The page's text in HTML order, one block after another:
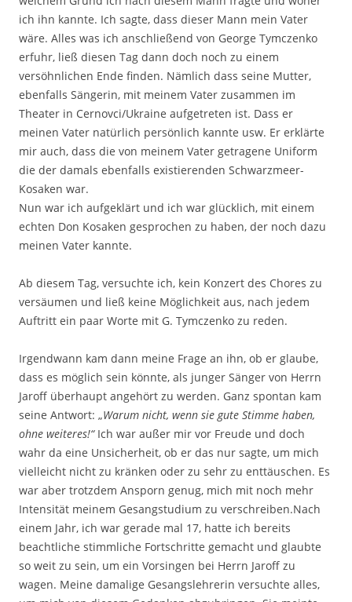
ich ihn kannte. Ich sagte, dass dieser Mann mein Vater
wäre. Alles was ich anschließend von George Tymczenko
erfuhr, ließ diesen Tag dann doch noch zu einem
versöhnlichen Ende finden. Nämlich dass seine Mutter,
ebenfalls Sängerin, mit meinem Vater zusammen im
Theater in Cernovci/Ukraine aufgetreten ist. Dass er
meinen Vater natürlich persönlich kannte usw. Er erklärte
mir auch, dass die von meinem Vater getragene Uniform
die der damals ebenfalls existierenden Schwarzmeer-
Kosaken war.
Nun war ich aufgeklärt und ich war glücklich, mit einem
echten Don Kosaken gesprochen zu haben, der noch dazu
meinen Vater kannte.
Ab diesem Tag, versuchte ich, kein Konzert des Chores zu
versäumen und ließ keine Möglichkeit aus, nach jedem
Auftritt ein paar Worte mit G. Tymczenko zu reden.
Irgendwann kam dann meine Frage an ihn, ob er glaube,
dass es möglich sein könnte, als junger Sänger von Herrn
Jaroff überhaupt angehört zu werden. Ganz spontan kam
seine Antwort: „Warum nicht, wenn sie gute Stimme haben,
ohne weiteres!“Ich war außer mir vor Freude und doch
wahr da eine Unsicherheit, ob er das nur sagte, um mich
vielleicht nicht zu kränken oder zu sehr zu enttäuschen. Es
war aber trotzdem Ansporn genug, mich mit noch mehr
Intensität meinem Gesangstudium zu verschreiben.Nach
einem Jahr, ich war gerade mal 17, hatte ich bereits
beachtliche stimmliche Fortschritte gemacht und glaubte
so weit zu sein, um ein Vorsingen bei Herrn Jaroff zu
wagen. Meine damalige Gesangslehrerin versuchte alles,